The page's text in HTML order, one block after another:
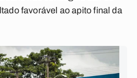
favorável ao apito final da